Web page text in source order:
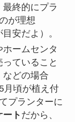
終的にプラ
が理想
安だよ）。
ームセンタ
ていること
などの場合
月頃が植え付
プランターに
ト だから、